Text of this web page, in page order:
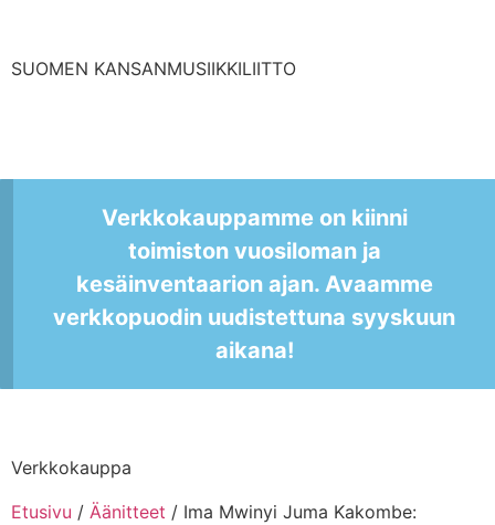
SUOMEN KANSANMUSIIKKILIITTO
Verkkokauppamme on kiinni
toimiston vuosiloman ja
kesäinventaarion ajan. Avaamme
verkkopuodin uudistettuna syyskuun
aikana!
Verkkokauppa
Etusivu / Äänitteet / Ima Mwinyi Juma Kakombe: